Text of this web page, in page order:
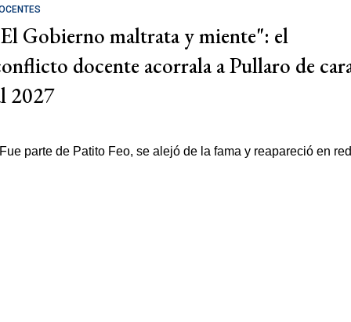
Gobierno maltrata y miente": el
docente acorrala a Pullaro de
2027